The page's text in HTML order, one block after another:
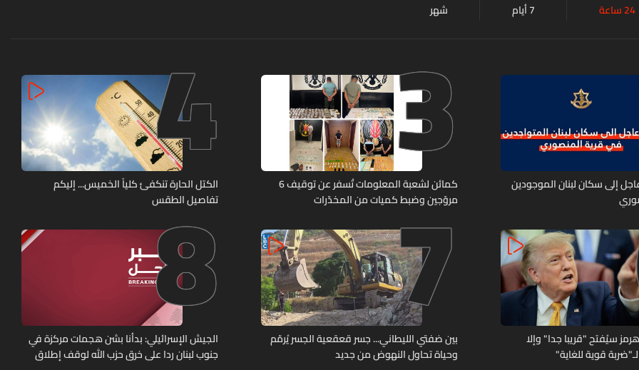
24 ساعة 7 أيام شهر
عاجل إلى سكان لبنان الموجودين
3
كمائن لشعبة المعلومات تُسفر عن توقيف 6
مروّجين وضبط كميات من المخدّرات
4
الكتل الحارة تنكفئ كلياً الخميس... إليكم
تفاصيل الطقس
سيُفتح "قريبا جدا" وإلا
قوية للغاية"
7
بين ضفتي الليطاني... جسر قعقعية الجسر يُرمّم
وحياة تحاول النهوض من جديد
8
الجيش الإسرائيلي: بدأنا بشن هجمات مركزة في
جنوب لبنان ردا على خرق حزب الله لوقف إطلاق